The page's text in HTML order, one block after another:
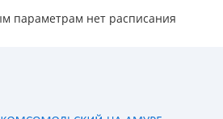
параметрам нет расписания